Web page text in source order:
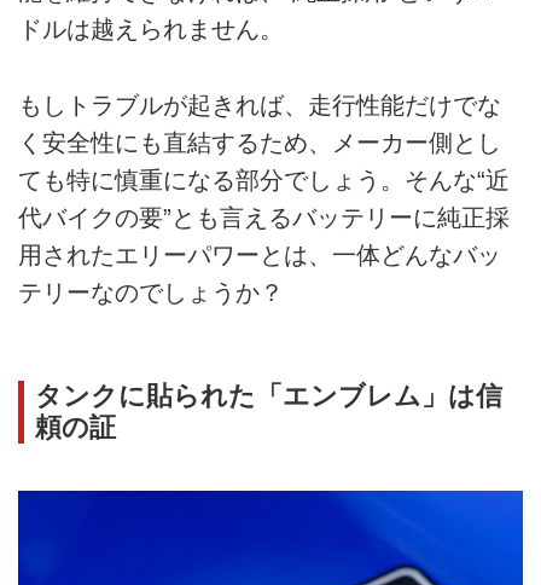
ドルは越えられません。
もしトラブルが起きれば、走行性能だけでな
く安全性にも直結するため、メーカー側とし
ても特に慎重になる部分でしょう。そんな“近
代バイクの要”とも言えるバッテリーに純正採
用されたエリーパワーとは、一体どんなバッ
テリーなのでしょうか？
タンクに貼られた「エンブレム」は信
頼の証